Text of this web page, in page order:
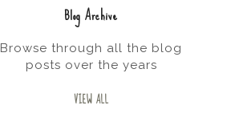
Blog Archive
Browse through all the blog
posts over the years
VIEW ALL